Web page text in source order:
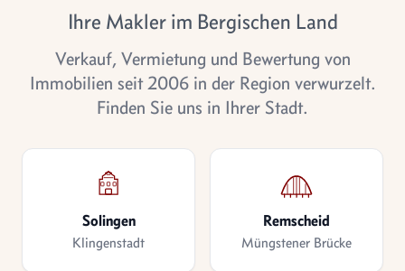
Ihre Makler im Bergischen Land
Verkauf, Vermietung und Bewertung von
Immobilien seit 2006 in der Region verwurzelt.
Finden Sie uns in Ihrer Stadt.
Solingen
Klingenstadt
Remscheid
Müngstener Brücke